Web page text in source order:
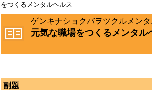
をつくるメンタルヘルス
ゲンキナショクバヲツクルメンタ
元気な職場をつくるメンタル
副題